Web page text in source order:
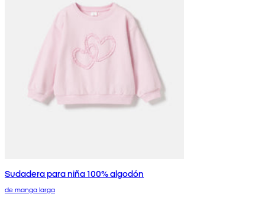
Sudadera para niña 100% algodón
de manga larga